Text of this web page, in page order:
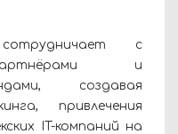
с
и
создавая
привлечения
IT-компаний на